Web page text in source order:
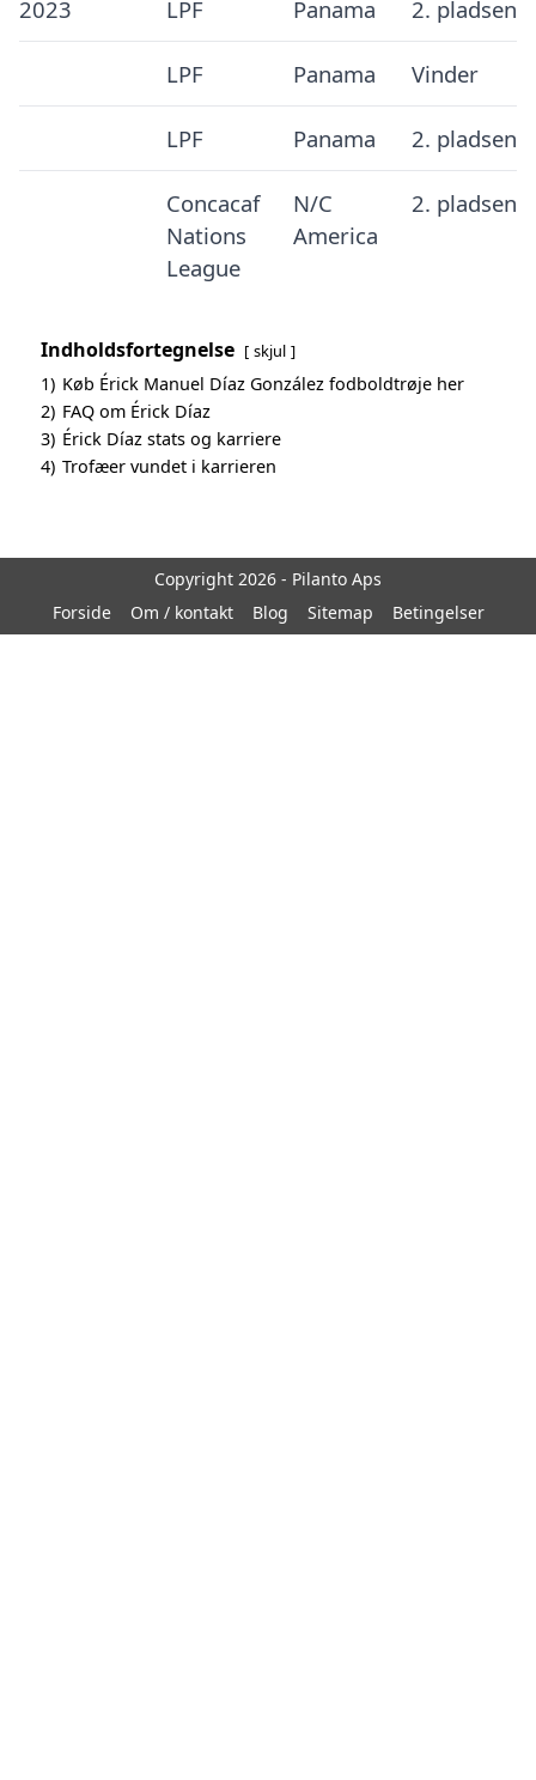
2023 LPF Panama 2. pladsen
LPF Panama Vinder
LPF Panama 2. pladsen
Concacaf
Nations
League
N/C
America
2. pladsen
Indholdsfortegnelse skjul
1) Køb Érick Manuel Díaz González fodboldtrøje her
2) FAQ om Érick Díaz
3) Érick Díaz stats og karriere
4) Trofæer vundet i karrieren
Copyright 2026 - Pilanto Aps
Forside
Om / kontakt Blog Sitemap Betingelser